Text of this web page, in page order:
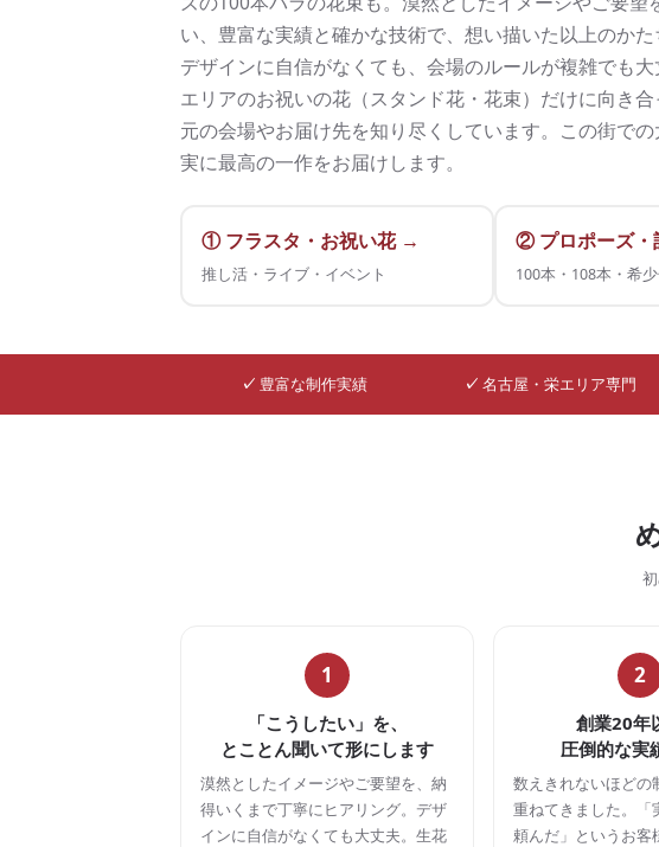
い、豊富な実績と確かな技術で、想い描いた以上のかた
デザインに自信がなくても、会場のルールが複雑でも
エリアのお祝いの花（スタンド花・花束）だけに向き
元の会場やお届け先を知り尽くしています。この街で
実に最高の一作をお届けします。
① フラスタ・お祝い花 →
推し活・ライブ・イベント
② プロポーズ・
100本・108本・希
✓ 豊富な制作実績 ✓ 名古屋・栄エリア専門
1
「こうしたい」を、
とことん聞いて形にします
漠然としたイメージやご要望を、納
得いくまで丁寧にヒアリング。デザ
インに自信がなくても大丈夫。生花
2
創業20年
圧倒的な実
数えきれないほどの
重ねてきました。「
頼んだ」というお客